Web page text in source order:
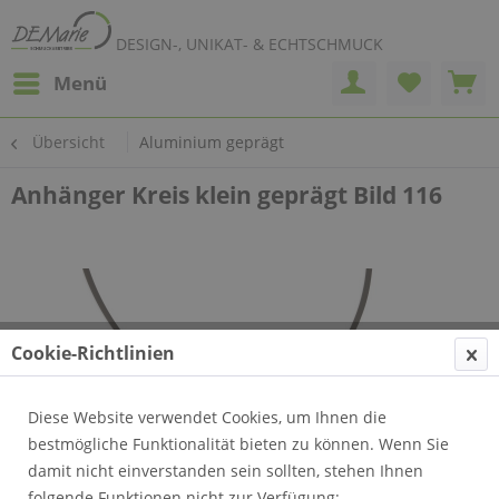
DESIGN-, UNIKAT- & ECHTSCHMUCK
Menü
Übersicht Aluminium geprägt
Anhänger Kreis klein geprägt Bild 116
Cookie-Richtlinien
Diese Website verwendet Cookies, um Ihnen die
bestmögliche Funktionalität bieten zu können. Wenn Sie
damit nicht einverstanden sein sollten, stehen Ihnen